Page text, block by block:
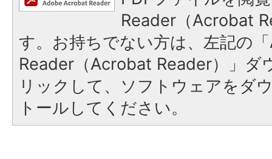
Reader（Acrobat
す。お持ちでない方は、左記の
Reader（Acrobat Reader）」ダ
リックして、ソフトウェアをダ
トールしてください。